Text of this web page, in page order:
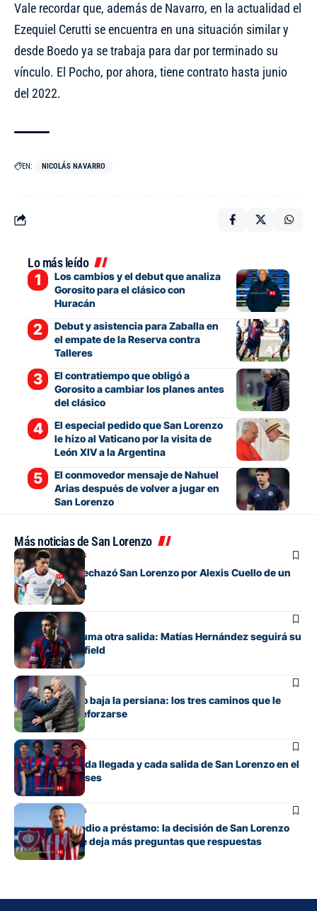
Vale recordar que, además de Navarro, en la actualidad el
Ezequiel Cerutti se encuentra en una situación similar y
desde Boedo ya se trabaja para dar por terminado su
vínculo. El Pocho, por ahora, tiene contrato hasta junio
del 2022.
EN: NICOLÁS NAVARRO
Lo más leído
Los cambios y el debut que analiza
Gorosito para el clásico con
Huracán
Debut y asistencia para Zaballa en
el empate de la Reserva contra
Talleres
El contratiempo que obligó a
Gorosito a cambiar los planes antes
del clásico
El especial pedido que San Lorenzo
le hizo al Vaticano por la visita de
León XIV a la Argentina
El conmovedor mensaje de Nahuel
Arias después de volver a jugar en
San Lorenzo
Más noticias de San Lorenzo
Mercado de pases
La oferta que rechazó San Lorenzo por Alexis Cuello de un
club de España
Mercado de pases
San Lorenzo suma otra salida: Matías Hernández seguirá su
carrera en Banfield
Mercado de pases
San Lorenzo no baja la persiana: los tres caminos que le
quedan para reforzarse
Mercado de pases
El detalle de cada llegada y cada salida de San Lorenzo en el
mercado de pases
Mercado de pases
Tres años y medio a préstamo: la decisión de San Lorenzo
con Bruera que deja más preguntas que respuestas